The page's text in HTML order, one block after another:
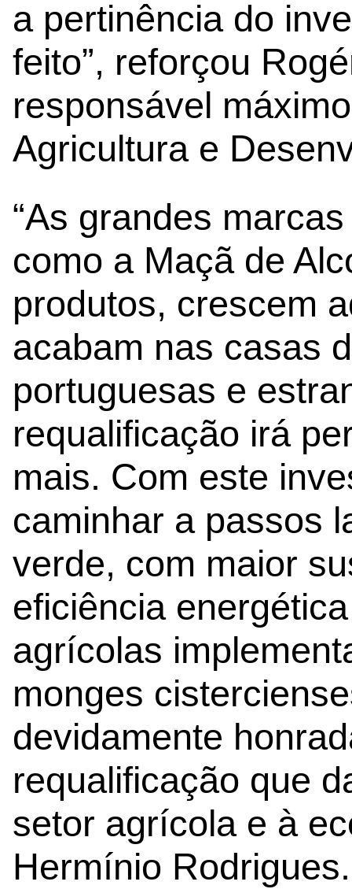
a pertinência do
feito”, reforçou
responsável
Agricultura e
“As grandes
como a Maçã de
produtos, crescem
acabam nas casas
portuguesas e
requalificação irá
mais. Com este
caminhar a passos
verde, com maior
eficiência
agrícolas
monges
devidamente
requalificação que
setor agrícola e à
Hermínio Rodrigues.